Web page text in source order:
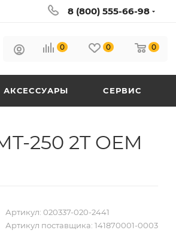
8 (800) 555-66-98
0 0 0
АКСЕССУАРЫ СЕРВИС
250 2T OEM
Артикул: 020337-020-2441
Артикул поставщика: 141870001-0003